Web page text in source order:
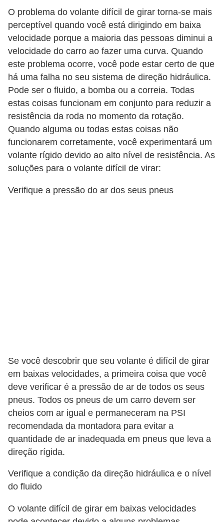
O problema do volante difícil de girar torna-se mais
perceptível quando você está dirigindo em baixa
velocidade porque a maioria das pessoas diminui a
velocidade do carro ao fazer uma curva. Quando
este problema ocorre, você pode estar certo de que
há uma falha no seu sistema de direção hidráulica.
Pode ser o fluido, a bomba ou a correia. Todas
estas coisas funcionam em conjunto para reduzir a
resistência da roda no momento da rotação.
Quando alguma ou todas estas coisas não
funcionarem corretamente, você experimentará um
volante rígido devido ao alto nível de resistência. As
soluções para o volante difícil de virar:
Verifique a pressão do ar dos seus pneus
Se você descobrir que seu volante é difícil de girar
em baixas velocidades, a primeira coisa que você
deve verificar é a pressão de ar de todos os seus
pneus. Todos os pneus de um carro devem ser
cheios com ar igual e permaneceram na PSI
recomendada da montadora para evitar a
quantidade de ar inadequada em pneus que leva a
direção rígida.
Verifique a condição da direção hidráulica e o nível
do fluido
O volante difícil de girar em baixas velocidades
ã
o
S
e
g
u
r
a
n
ç
a
e